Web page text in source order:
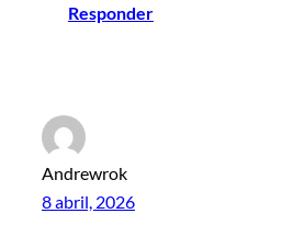
Responder
Andrewrok
8 abril, 2026